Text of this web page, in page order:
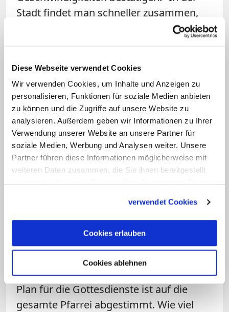
Diese Webseite verwendet Cookies
Wir verwenden Cookies, um Inhalte und Anzeigen zu
personalisieren, Funktionen für soziale Medien anbieten
zu können und die Zugriffe auf unsere Website zu
analysieren. Außerdem geben wir Informationen zu Ihrer
Verwendung unserer Website an unsere Partner für
soziale Medien, Werbung und Analysen weiter. Unsere
Partner führen diese Informationen möglicherweise mit
weiteren Daten zusammen, die Sie ihnen bereitgestellt
verwendet Cookies
Cookies erlauben
Cookies ablehnen
Stadt findet man schneller zusammen,
auf dem Land macht man lieber sein
Land werden die Gläubigen weniger, es
gibt weniger Gebäude, Personal und
Geld, aber auch weniger Traditionen und
Kirchlichkeit. Das ist nicht immer einfach.
"Wir sind mit mehreren Prozessen
gleichzeitig konfrontiert", sagt Busch.
Dazu kam 2020 die Corona-Pandemie,
zerstört hat. "Kolping, kfd und so weiter,
Verwaltung eines kläglichen Rests", sagt
Busch. In Neustadt wird wie andernorts
auch die Vorbereitung auf Kommunion
und Firmung zentral angeboten, auch der
Plan für die Gottesdienste ist auf die
gesamte Pfarrei abgestimmt. Wie viel